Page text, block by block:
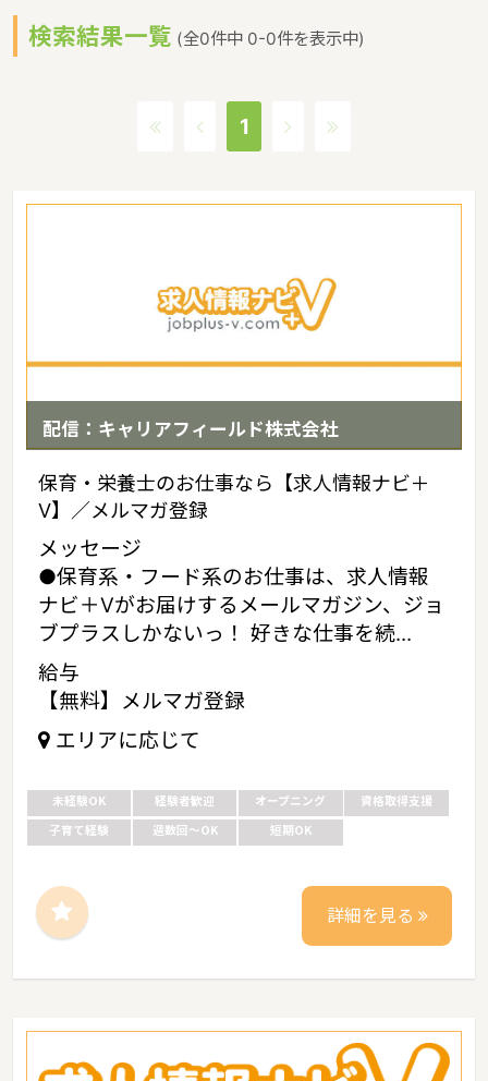
す。一方で東京都内の膨大な保育園・幼稚園では保育士・幼稚園教
諭が慢性的に不足しているのも事実です。そのような人手不足が顕
士・幼稚園教諭の求人探しは『求人情報ナビ+V』にお任せくださ
検索結果一覧 (全0件中 0-0件を表示中)
1
配信：キャリアフィールド株式会社
保育・栄養士のお仕事なら【求人情報ナビ＋
V】／メルマガ登録
メッセージ
●保育系・フード系のお仕事は、求人情報
ナビ＋Vがお届けするメールマガジン、ジョ
ブプラスしかないっ！ 好きな仕事を続...
給与
【無料】メルマガ登録
エリアに応じて
未経験OK 経験者歓迎 オープニング
資格取得支援
子育て経験
週数回～OK 短期OK
詳細を見る